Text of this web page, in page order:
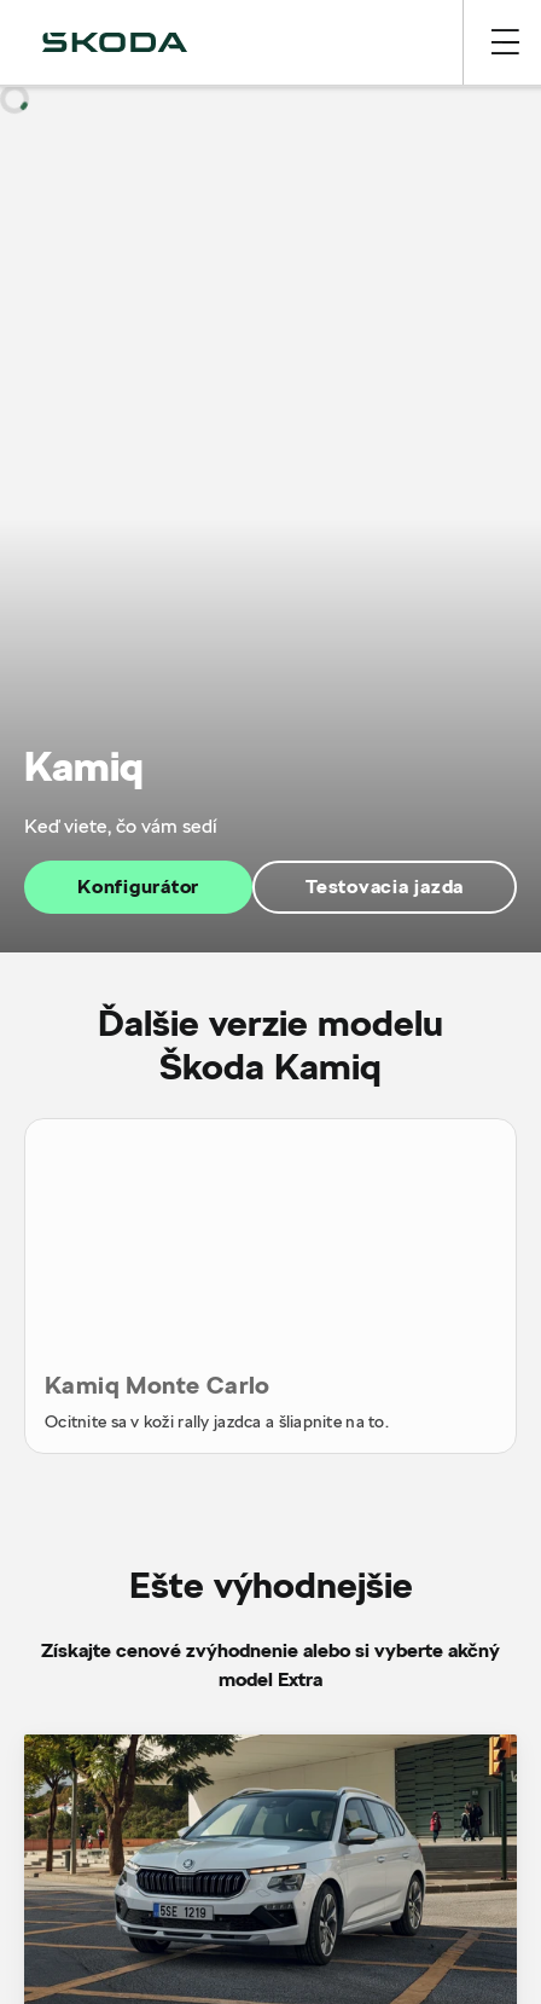
Kamiq
Keď viete, čo vám sedí
Konfigurátor Testovacia jazda
Ďalšie verzie modelu
Škoda Kamiq
Kamiq Monte Carlo
Ocitnite sa v koži rally jazdca a šliapnite na to.
Ešte výhodnejšie
Získajte cenové zvýhodnenie alebo si vyberte akčný
model Extra